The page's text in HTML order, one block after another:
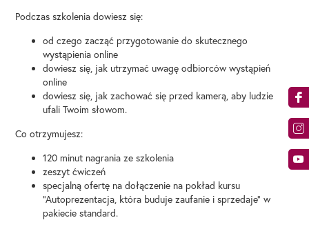
Podczas szkolenia dowiesz się:
od czego zacząć przygotowanie do skutecznego
wystąpienia online
dowiesz się, jak utrzymać uwagę odbiorców wystąpień
online
dowiesz się, jak zachować się przed kamerą, aby ludzie
ufali Twoim słowom.
Co otrzymujesz:
120 minut nagrania ze szkolenia
zeszyt ćwiczeń
specjalną ofertę na dołączenie na pokład kursu
“Autoprezentacja, która buduje zaufanie i sprzedaje” w
pakiecie standard.